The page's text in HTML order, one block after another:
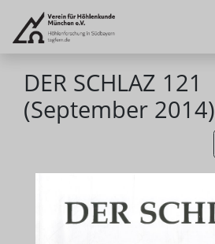
DER SCHLAZ 121
(September 2014)